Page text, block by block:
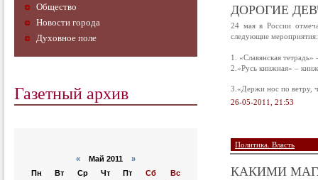
Общество
Новости города
Духовное поле
Газетный архив
« Май 2011 »
Пн
Вт Ср Чт Пт Сб
Вс
ДОРОГИЕ
24 мая в России
следующие мероприятия:
1. «Славянская тетрадь»
2.«Русь книжная» –
3.«Держи нос по ветру,
26-05-2011, 21:53
Политика. Власть
КАКИМИ